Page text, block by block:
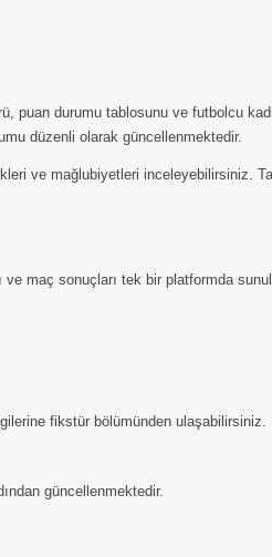
puan durumu tablosunu ve futbolcu
düzenli olarak güncellenmektedir.
ve mağlubiyetleri inceleyebilirsiniz.
maç sonuçları tek bir platformda
fikstür bölümünden ulaşabilirsiniz.
güncellenmektedir.